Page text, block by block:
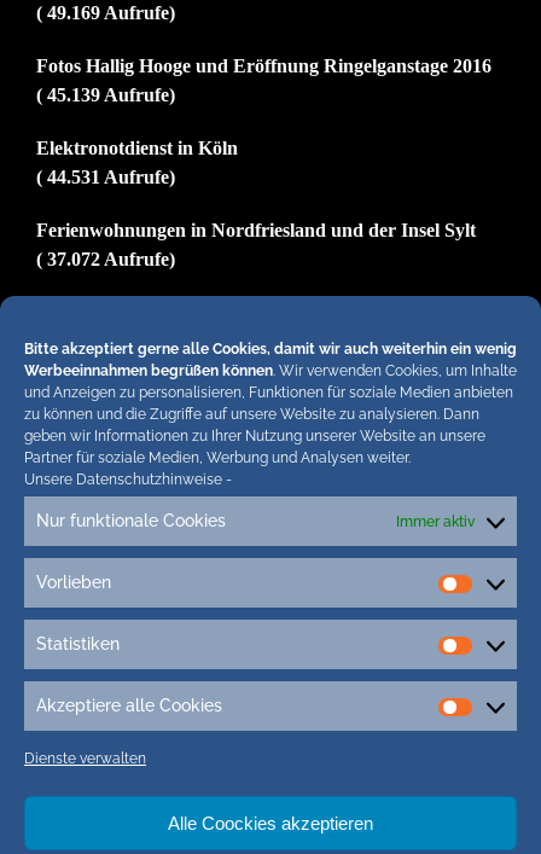
Bitte akzeptiert gerne alle Cookies, damit wir auch weiterhin ein wenig
Werbeeinnahmen begrüßen können. Wir verwenden Cookies, um Inhalte
und Anzeigen zu personalisieren, Funktionen für soziale Medien anbieten
zu können und die Zugriffe auf unsere Website zu analysieren. Dann
geben wir Informationen zu Ihrer Nutzung unserer Website an unsere
Partner für soziale Medien, Werbung und Analysen weiter.
Unsere Datenschutzhinweise -
Nur funktionale Cookies Immer aktiv
Vorlieben
Statistiken
Akzeptiere alle Cookies
Dienste verwalten
Alle Coockies akzeptieren
( 49.169 Aufrufe)
Fotos Hallig Hooge und Eröffnung Ringelganstage 2016
( 45.139 Aufrufe)
Elektronotdienst in Köln
( 44.531 Aufrufe)
Ferienwohnungen in Nordfriesland und der Insel Sylt
( 37.072 Aufrufe)
( 29.843 Aufrufe)
Hiermit untersagen wir strengstens die komplette
Einbindung von Artikeln unserer Blogs in anderen
Online-Angeboten. Erlaubt sind lediglich
abgekürzte Teaser bis ca. 200 Zeichen plus Link
zum ganzen Artikel in unseren Blogs. Wir
behalten uns bei Verstössen rechtliche Schritte
vor. Die Redaktion!